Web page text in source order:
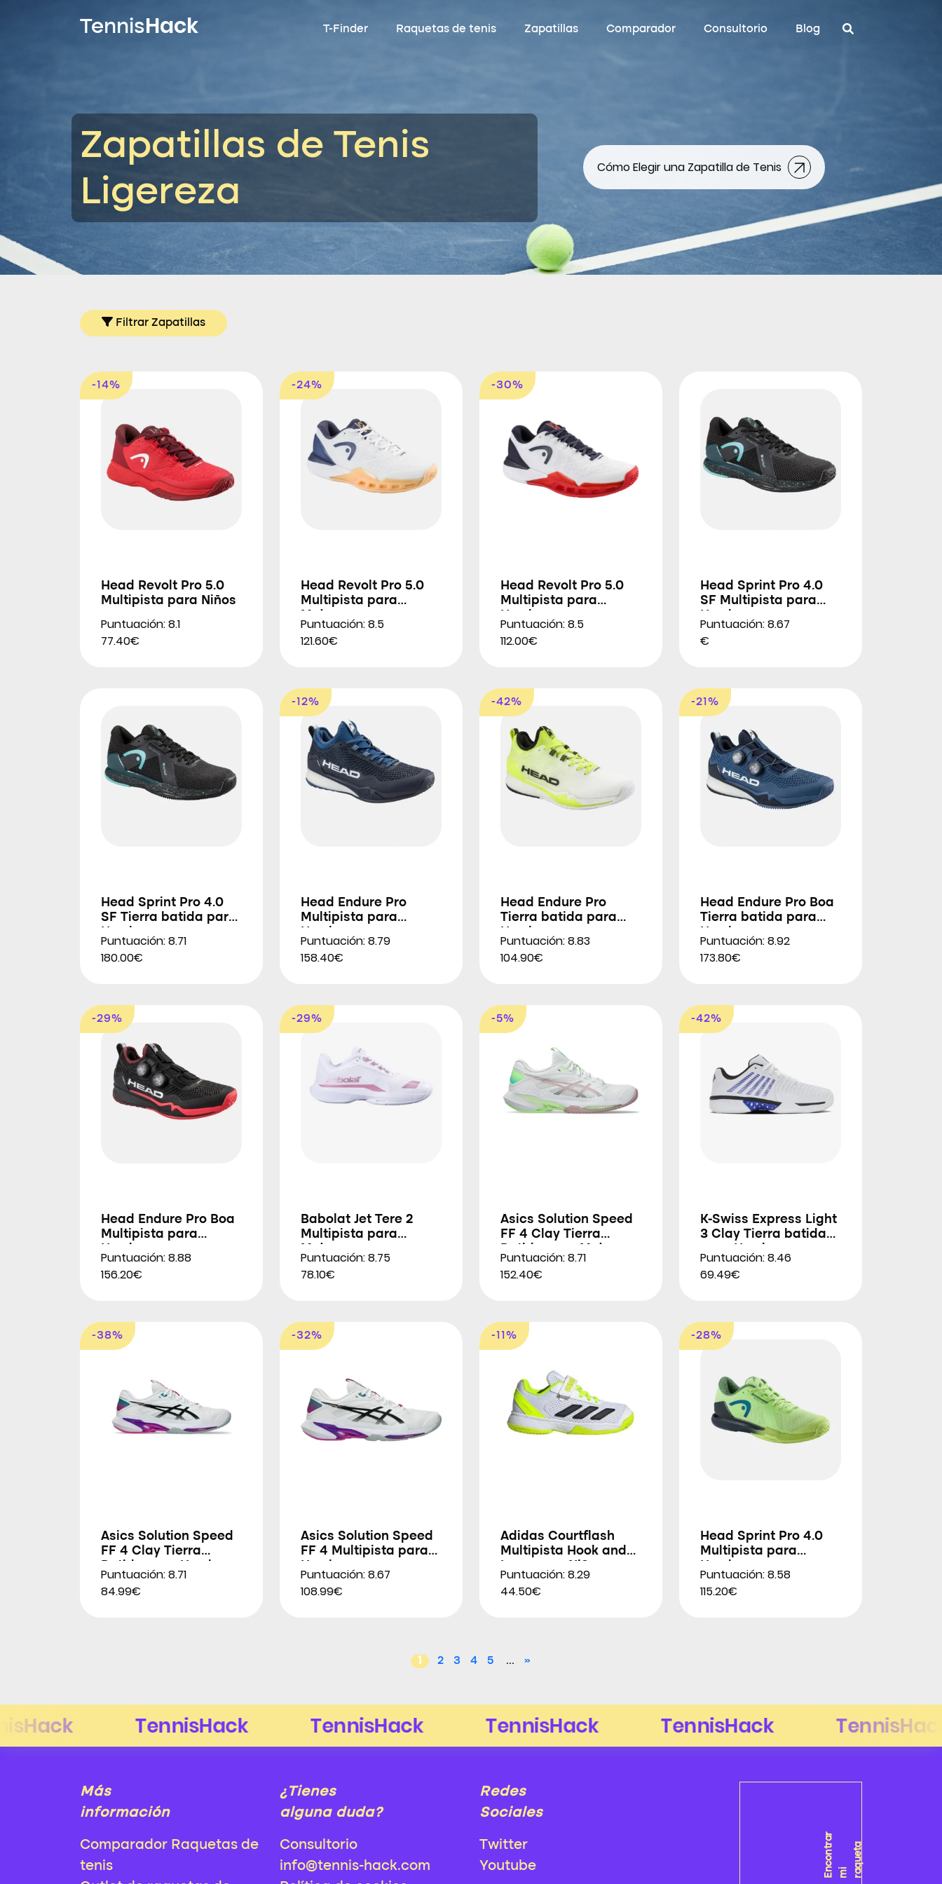
TennisHack T-Finder Raquetas de tenis Zapatillas Comparador Consultorio Blog
Zapatillas de Tenis
Ligereza
Cómo Elegir una Zapatilla de Tenis
Filtrar Zapatillas
-14%
Head Revolt Pro 5.0
Multipista para Niños
Puntuación: 8.1
77.40€
-24%
Head Revolt Pro 5.0
Multipista para
Puntuación: 8.5
121.60€
-30%
Head Revolt Pro 5.0
Multipista para
Puntuación: 8.5
112.00€
Head Sprint Pro 4.0
SF Multipista para
Puntuación: 8.67
€
Head Sprint Pro 4.0
SF Tierra batida para
Puntuación: 8.71
180.00€
-12%
Head Endure Pro
Multipista para
Puntuación: 8.79
158.40€
-42%
Head Endure Pro
Tierra batida para
Puntuación: 8.83
104.90€
-21%
Head Endure Pro Boa
Tierra batida para
Puntuación: 8.92
173.80€
-29%
Head Endure Pro Boa
Multipista para
Puntuación: 8.88
156.20€
-29%
Babolat Jet Tere 2
Multipista para
Puntuación: 8.75
78.10€
-5%
Asics Solution Speed
FF 4 Clay Tierra
Puntuación: 8.71
152.40€
-42%
K-Swiss Express Light
3 Clay Tierra batida
Puntuación: 8.46
69.49€
-38%
Asics Solution Speed
FF 4 Clay Tierra
Puntuación: 8.71
84.99€
-32%
Asics Solution Speed
FF 4 Multipista para
Puntuación: 8.67
108.99€
-11%
Adidas Courtflash
Multipista Hook and
Puntuación: 8.29
44.50€
-28%
Head Sprint Pro 4.0
Multipista para
Puntuación: 8.58
115.20€
1 2 3 4 5 ... »
Más
información
Comparador Raquetas de
tenis
¿Tienes
alguna duda?
Consultorio
info@tennis-hack.com
Redes
Sociales
Twitter
Youtube